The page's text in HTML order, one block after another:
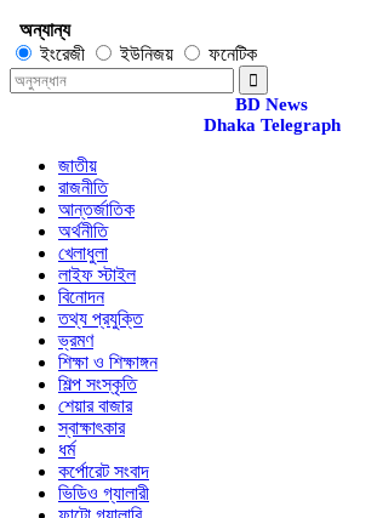
অন্যান্য
ইংরেজী
ইউনিজয় ফনেটিক
BD News
Dhaka Telegraph
জাতীয়
রাজনীতি
আন্তর্জাতিক
অর্থনীতি
খেলাধুলা
লাইফ স্টাইল
বিনোদন
তথ্য প্রযুক্তি
ভ্রমণ
শিক্ষা ও শিক্ষাঙ্গন
শিল্প সংস্কৃতি
শেয়ার বাজার
স্বাক্ষাৎকার
ধর্ম
কর্পোরেট সংবাদ
ভিডিও গ্যালারী